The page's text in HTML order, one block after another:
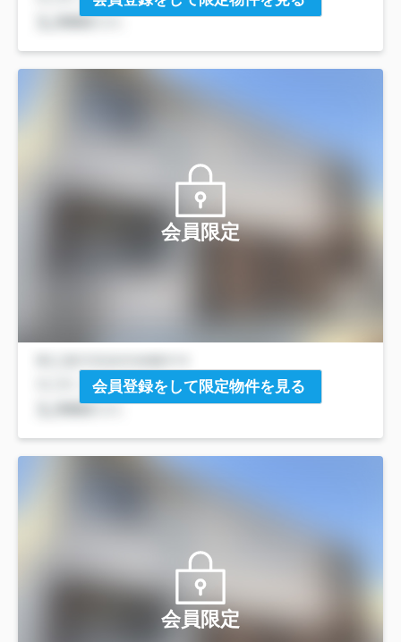
会員限定
会員登録をして限定物件を見る
会員限定